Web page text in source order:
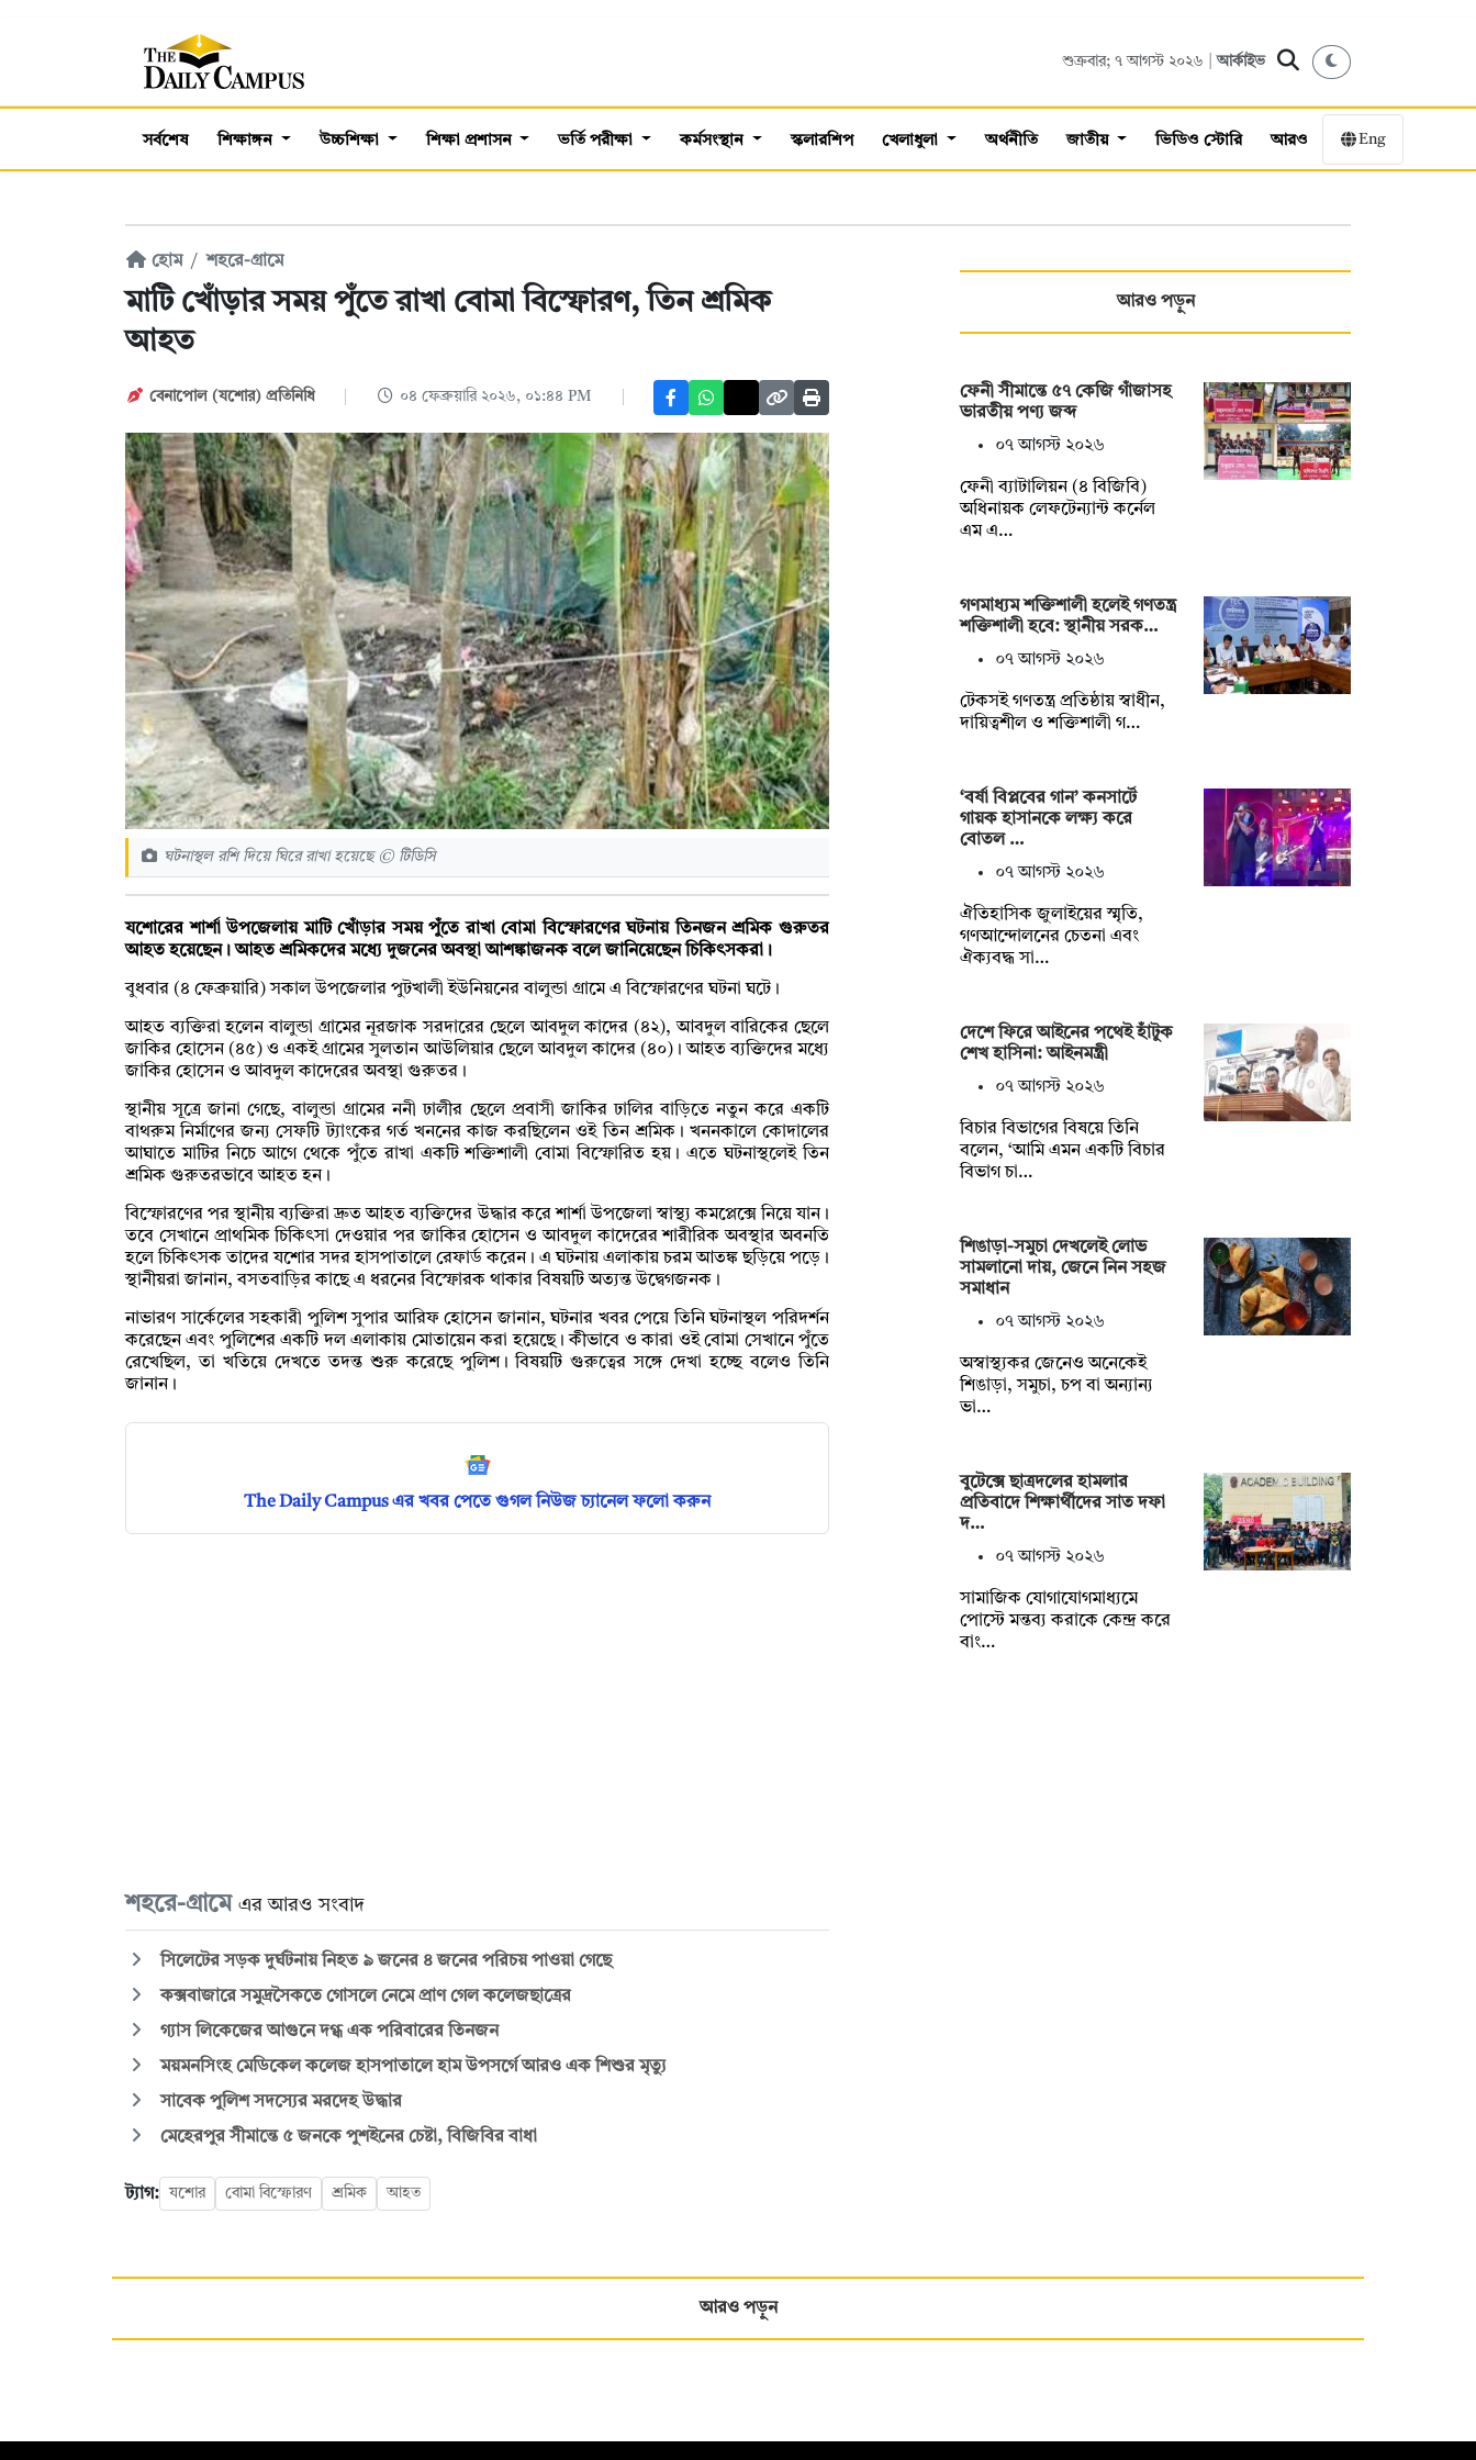
শুক্রবার; ৭ আগস্ট ২০২৬ |আর্কাইভ
সর্বশেষ শিক্ষাঙ্গন উচ্চশিক্ষা শিক্ষা প্রশাসন ভর্তি পরীক্ষা কর্মসংস্থান স্কলারশিপ খেলাধুলা অর্থনীতি জাতীয় ভিডিও স্টোরি আরও Eng
হোম শহরে-গ্রামে
মাটি খোঁড়ার সময় পুঁতে রাখা বোমা বিস্ফোরণ, তিন শ্রমিক
আহত
বেনাপোল (যশোর) প্রতিনিধি ০৪ ফেব্রুয়ারি ২০২৬, ০১:৪৪ PM
ঘটনাস্থল রশি দিয়ে ঘিরে রাখা হয়েছে © টিডিসি
যশোরের শার্শা উপজেলায় মাটি খোঁড়ার সময় পুঁতে রাখা বোমা বিস্ফোরণের ঘটনায় তিনজন শ্রমিক গুরুতর
আহত হয়েছেন। আহত শ্রমিকদের মধ্যে দুজনের অবস্থা আশঙ্কাজনক বলে জানিয়েছেন চিকিৎসকরা।
বুধবার (৪ ফেব্রুয়ারি) সকাল উপজেলার পুটখালী ইউনিয়নের বালুন্ডা গ্রামে এ বিস্ফোরণের ঘটনা ঘটে।
আহত ব্যক্তিরা হলেন বালুন্ডা গ্রামের নূরজাক সরদারের ছেলে আবদুল কাদের (৪২), আবদুল বারিকের ছেলে
জাকির হোসেন (৪৫) ও একই গ্রামের সুলতান আউলিয়ার ছেলে আবদুল কাদের (৪০)। আহত ব্যক্তিদের মধ্যে
জাকির হোসেন ও আবদুল কাদেরের অবস্থা গুরুতর।
স্থানীয় সূত্রে জানা গেছে, বালুন্ডা গ্রামের ননী ঢালীর ছেলে প্রবাসী জাকির ঢালির বাড়িতে নতুন করে একটি
বাথরুম নির্মাণের জন্য সেফটি ট্যাংকের গর্ত খননের কাজ করছিলেন ওই তিন শ্রমিক। খননকালে কোদালের
আঘাতে মাটির নিচে আগে থেকে পুঁতে রাখা একটি শক্তিশালী বোমা বিস্ফোরিত হয়। এতে ঘটনাস্থলেই তিন
শ্রমিক গুরুতরভাবে আহত হন।
বিস্ফোরণের পর স্থানীয় ব্যক্তিরা দ্রুত আহত ব্যক্তিদের উদ্ধার করে শার্শা উপজেলা স্বাস্থ্য কমপ্লেক্সে নিয়ে যান।
তবে সেখানে প্রাথমিক চিকিৎসা দেওয়ার পর জাকির হোসেন ও আবদুল কাদেরের শারীরিক অবস্থার অবনতি
হলে চিকিৎসক তাদের যশোর সদর হাসপাতালে রেফার্ড করেন। এ ঘটনায় এলাকায় চরম আতঙ্ক ছড়িয়ে পড়ে।
স্থানীয়রা জানান, বসতবাড়ির কাছে এ ধরনের বিস্ফোরক থাকার বিষয়টি অত্যন্ত উদ্বেগজনক।
নাভারণ সার্কেলের সহকারী পুলিশ সুপার আরিফ হোসেন জানান, ঘটনার খবর পেয়ে তিনি ঘটনাস্থল পরিদর্শন
করেছেন এবং পুলিশের একটি দল এলাকায় মোতায়েন করা হয়েছে। কীভাবে ও কারা ওই বোমা সেখানে পুঁতে
রেখেছিল, তা খতিয়ে দেখতে তদন্ত শুরু করেছে পুলিশ। বিষয়টি গুরুত্বের সঙ্গে দেখা হচ্ছে বলেও তিনি
জানান।
The Daily Campus এর খবর পেতে গুগল নিউজ চ্যানেল ফলো করুন
শহরে-গ্রামে এর আরও সংবাদ
সিলেটের সড়ক দুর্ঘটনায় নিহত ৯ জনের ৪ জনের পরিচয় পাওয়া গেছে
কক্সবাজারে সমুদ্রসৈকতে গোসলে নেমে প্রাণ গেল কলেজছাত্রের
গ্যাস লিকেজের আগুনে দগ্ধ এক পরিবারের তিনজন
ময়মনসিংহ মেডিকেল কলেজ হাসপাতালে হাম উপসর্গে আরও এক শিশুর মৃত্যু
সাবেক পুলিশ সদস্যের মরদেহ উদ্ধার
মেহেরপুর সীমান্তে ৫ জনকে পুশইনের চেষ্টা, বিজিবির বাধা
ট্যাগ: যশোর বোমা বিস্ফোরণ শ্রমিক আহত
আরও পড়ুন
ফেনী সীমান্তে ৫৭ কেজি গাঁজাসহ
ভারতীয় পণ্য জব্দ
০৭ আগস্ট ২০২৬
ফেনী ব্যাটালিয়ন (৪ বিজিবি)
অধিনায়ক লেফটেন্যান্ট কর্নেল
এম এ…
গণমাধ্যম শক্তিশালী হলেই গণতন্ত্র
শক্তিশালী হবে: স্থানীয় সরক…
০৭ আগস্ট ২০২৬
টেকসই গণতন্ত্র প্রতিষ্ঠায় স্বাধীন,
দায়িত্বশীল ও শক্তিশালী গ…
‘বর্ষা বিপ্লবের গান’ কনসার্টে
গায়ক হাসানকে লক্ষ্য করে
বোতল …
০৭ আগস্ট ২০২৬
ঐতিহাসিক জুলাইয়ের স্মৃতি,
গণআন্দোলনের চেতনা এবং
ঐক্যবদ্ধ সা…
দেশে ফিরে আইনের পথেই হাঁটুক
শেখ হাসিনা: আইনমন্ত্রী
০৭ আগস্ট ২০২৬
বিচার বিভাগের বিষয়ে তিনি
বলেন, ‘আমি এমন একটি বিচার
বিভাগ চা…
শিঙাড়া-সমুচা দেখলেই লোভ
সামলানো দায়, জেনে নিন সহজ
সমাধান
০৭ আগস্ট ২০২৬
অস্বাস্থ্যকর জেনেও অনেকেই
শিঙাড়া, সমুচা, চপ বা অন্যান্য
ভা…
বুটেক্সে ছাত্রদলের হামলার
প্রতিবাদে শিক্ষার্থীদের সাত দফা
দ…
০৭ আগস্ট ২০২৬
সামাজিক যোগাযোগমাধ্যমে
পোস্টে মন্তব্য করাকে কেন্দ্র করে
বাং…
আরও পড়ুন